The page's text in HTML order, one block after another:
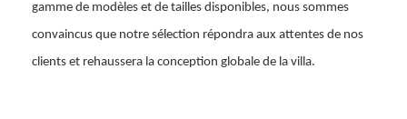
gamme de modèles et de tailles disponibles, nous sommes
convaincus que notre sélection répondra aux attentes de nos
clients et rehaussera la conception globale de la villa.